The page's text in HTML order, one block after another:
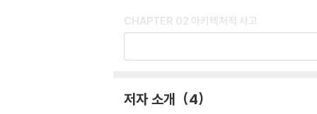
CHAPTER 02 아키텍처적 사고
_2.1 아키텍처와 설계의 차이
_2.5 아키텍처와 코딩 실무의 균형
저자 소개 4